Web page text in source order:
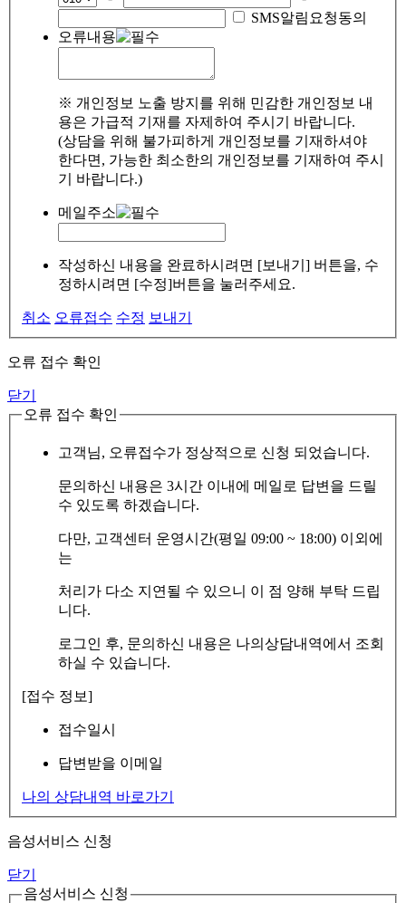
SMS알림요청동의
오류내용
※ 개인정보 노출 방지를 위해 민감한 개인정보 내
용은 가급적 기재를 자제하여 주시기 바랍니다.
(상담을 위해 불가피하게 개인정보를 기재하셔야
한다면, 가능한 최소한의 개인정보를 기재하여 주시
기 바랍니다.)
메일주소
작성하신 내용을 완료하시려면 [보내기] 버튼을, 수
정하시려면 [수정]버튼을 눌러주세요.
취소 오류접수 수정 보내기
오류 접수 확인
닫기
오류 접수 확인
고객님, 오류접수가 정상적으로 신청 되었습니다.
문의하신 내용은 3시간 이내에 메일로 답변을 드릴
수 있도록 하겠습니다.
다만, 고객센터 운영시간(평일 09:00 ~ 18:00) 이외에
는
처리가 다소 지연될 수 있으니 이 점 양해 부탁 드립
니다.
로그인 후, 문의하신 내용은 나의상담내역에서 조회
하실 수 있습니다.
[접수 정보]
접수일시
답변받을 이메일
나의 상담내역 바로가기
음성서비스 신청
닫기
음성서비스 신청